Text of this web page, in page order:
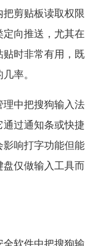
剪贴板读取权限
向推送，尤其在
时非常有用，既
率。
中把搜狗输入法
过通知条或快捷
响打字功能但能
仅做输入工具而
软件中把搜狗输